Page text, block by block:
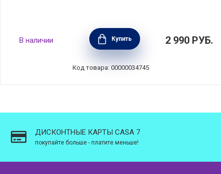
Ланчбокс Make & Take плоский 25х16,6х3,7
см, мятно-голубой, пластик, Brabantia,
202926
В наличии Купить 2 990 РУБ.
Код товара: 00000034745
ДИСКОНТНЫЕ КАРТЫ CASA 7
покупайте больше - платите меньше!